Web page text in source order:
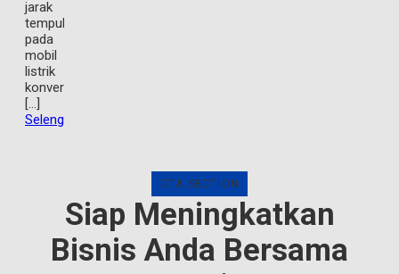
jarak
tempuh
pada
mobil
listrik
konversi
[…]
Selengkapnya
CTA SECTION
Siap Meningkatkan
Bisnis Anda Bersama